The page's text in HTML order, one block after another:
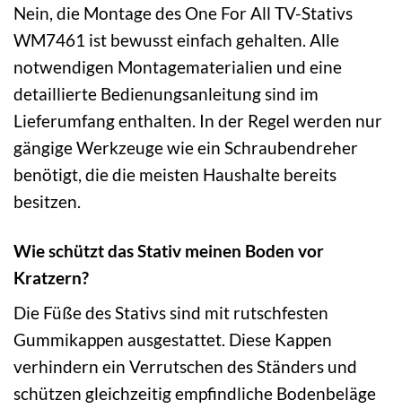
Nein, die Montage des One For All TV-Stativs
WM7461 ist bewusst einfach gehalten. Alle
notwendigen Montagematerialien und eine
detaillierte Bedienungsanleitung sind im
Lieferumfang enthalten. In der Regel werden nur
gängige Werkzeuge wie ein Schraubendreher
benötigt, die die meisten Haushalte bereits
besitzen.
Wie schützt das Stativ meinen Boden vor
Kratzern?
Die Füße des Stativs sind mit rutschfesten
Gummikappen ausgestattet. Diese Kappen
verhindern ein Verrutschen des Ständers und
schützen gleichzeitig empfindliche Bodenbeläge